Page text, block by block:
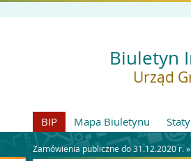
Biuletyn
Urząd
BIP Mapa Biuletynu
Zamówienia publiczne do 31.12.2020 r. »